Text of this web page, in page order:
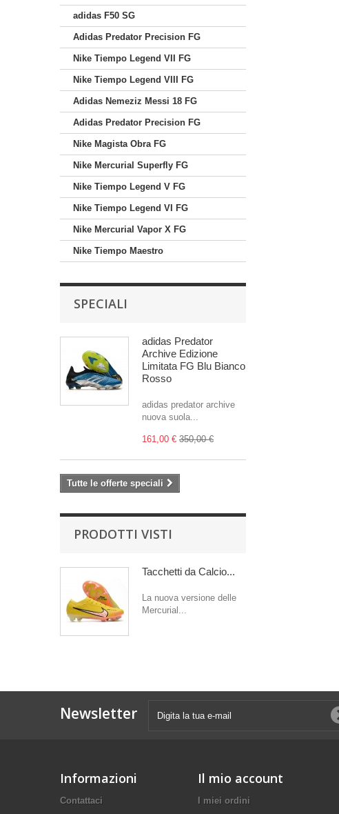
adidas F50 SG
Adidas Predator Precision FG
Nike Tiempo Legend VII FG
Nike Tiempo Legend VIII FG
Adidas Nemeziz Messi 18 FG
Adidas Predator Precision FG
Nike Magista Obra FG
Nike Mercurial Superfly FG
Nike Tiempo Legend V FG
Nike Tiempo Legend VI FG
Nike Mercurial Vapor X FG
Nike Tiempo Maestro
SPECIALI
adidas Predator
Archive Edizione
Limitata FG Blu Bianco
Rosso
adidas predator archive
nuova suola...
161,00 € 350,00 €
Tutte le offerte speciali
PRODOTTI VISTI
Tacchetti da Calcio...
La nuova versione delle
Mercurial...
Newsletter
Informazioni
Contattaci
Il mio account
I miei ordini